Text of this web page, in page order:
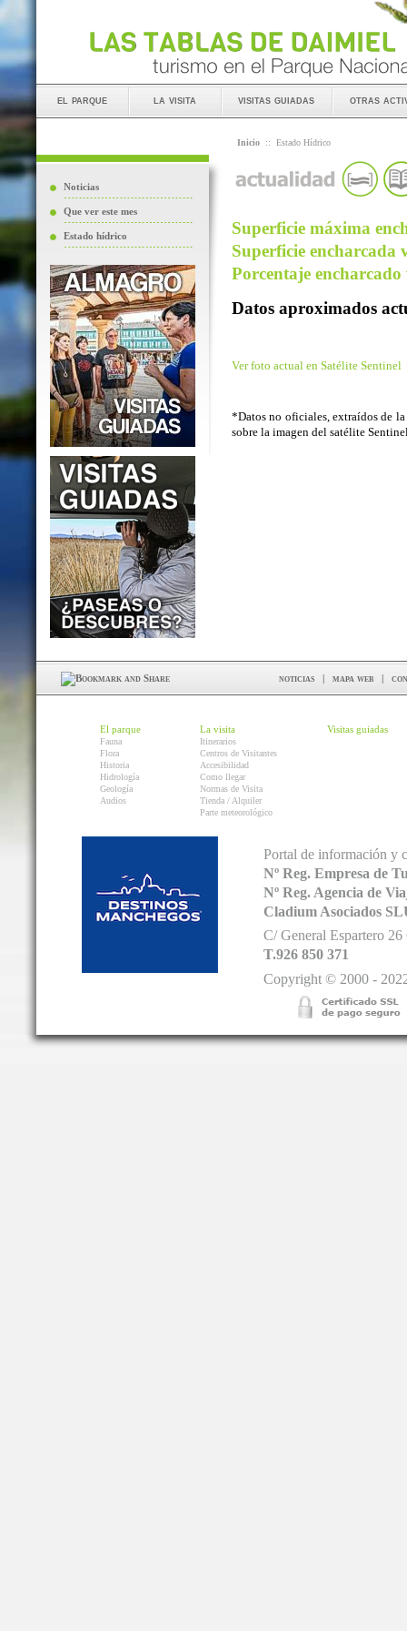
el parque la visita visitas guiadas otras
Noticias
Que ver este mes
Estado hídrico
Inicio :: Estado Hídrico
Superficie máxima
Superficie encharcada
Porcentaje encharcado
Datos aproximados
Ver foto actual en Satélite Sentinel
*Datos no oficiales, extraídos de
sobre la imagen del satélite
noticias | mapa web |
El parque
Fauna
Flora
Historia
Hidrología
Geología
Audios
La visita
Itinerarios
Centros de Visitantes
Accesibilidad
Como llegar
Normas de Visita
Tienda / Alquiler
Parte meteorológico
Visitas guiadas
Portal de información y
Nº Reg. Empresa de
Nº Reg. Agencia de
Cladium Asociados
C/ General Espartero
T.926 850 371
Copyright © 2000 -